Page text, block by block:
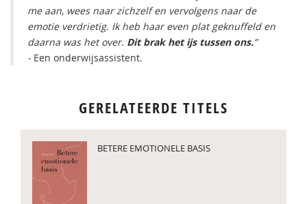
me aan, wees naar zichzelf en vervolgens naar de
emotie verdrietig. Ik heb haar even plat geknuffeld en
daarna was het over. Dit brak het ijs tussen ons."
- Een onderwijsassistent.
GERELATEERDE TITELS
BETERE EMOTIONELE BASIS